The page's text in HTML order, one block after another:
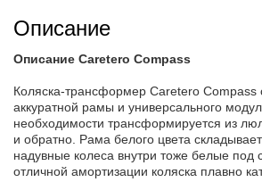
Описание
Описание Caretero Compass
Коляска-трансформер Caretero Compass
аккуратной рамы и универсального
необходимости трансформируется из
и обратно. Рама белого цвета
надувные колеса внутри тоже белые под
отличной амортизации коляска плавно